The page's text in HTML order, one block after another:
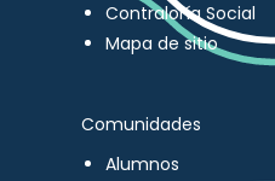
Contraloría Social
Mapa de sitio
Comunidades
Alumnos